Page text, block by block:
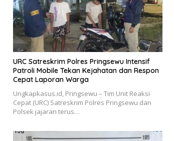
URC Satreskrim Polres Pringsewu Intensif
Patroli Mobile Tekan Kejahatan dan Respon
Cepat Laporan Warga
Ungkapkasus.id, Pringsewu – Tim Unit Reaksi
Cepat (URC) Satreskrim Polres Pringsewu dan
Polsek jajaran terus…